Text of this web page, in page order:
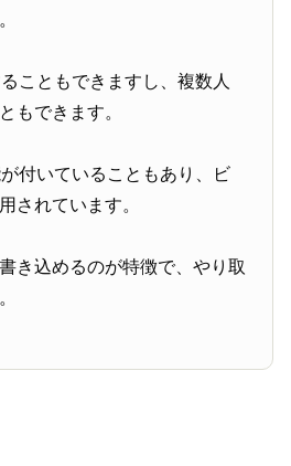
こともできますし、複数人
もできます。
付いていることもあり、ビ
されています。
き込めるのが特徴で、やり取